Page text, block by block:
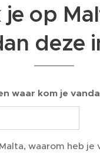
je op
deze
waar kom je
waarom heb je